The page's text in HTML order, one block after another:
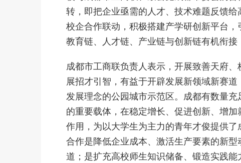
转，即把企业亟需的人才、技术难题反馈
校企合作联动，积极搭建产学研创新平台
教育链、人才链、产业链与创新链有机衔接
成都市工商联负责人表示，开展致善天府
展招才引智，有益于开辟发展新领域新赛
发展理念的公园城市示范区。成都有数量
的重要载体，在稳定增长、促进创新、增
作用，为以大学生为主力的青年才俊提供
合作是降低企业成本、激活生产要素的新
道；是扩充高校师生知识储备、锻造实践